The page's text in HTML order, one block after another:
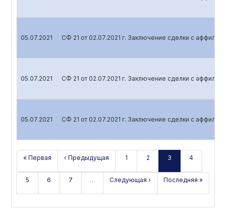
05.07.2021 СФ 21 от 02.07.2021 г. Заключение сделки с
05.07.2021 СФ 21 от 02.07.2021 г. Заключение сделки с
05.07.2021 СФ 21 от 02.07.2021 г. Заключение сделки с
« Первая ‹ Предыдущая 1 2 3 4
5 6 7 … Следующая › Последняя »